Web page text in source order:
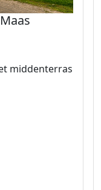
middenterras